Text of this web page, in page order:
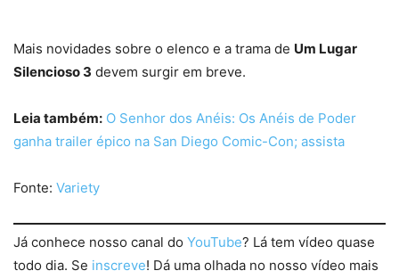
Mais novidades sobre o elenco e a trama de Um Lugar
Silencioso 3 devem surgir em breve.
Leia também: O Senhor dos Anéis: Os Anéis de Poder
ganha trailer épico na San Diego Comic-Con; assista
Fonte: Variety
Já conhece nosso canal do YouTube? Lá tem vídeo quase
todo dia. Se inscreve! Dá uma olhada no nosso vídeo mais